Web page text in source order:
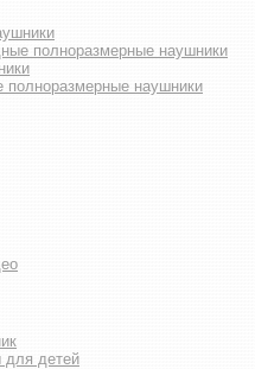
полноразмерные наушники
полноразмерные наушники
для детей